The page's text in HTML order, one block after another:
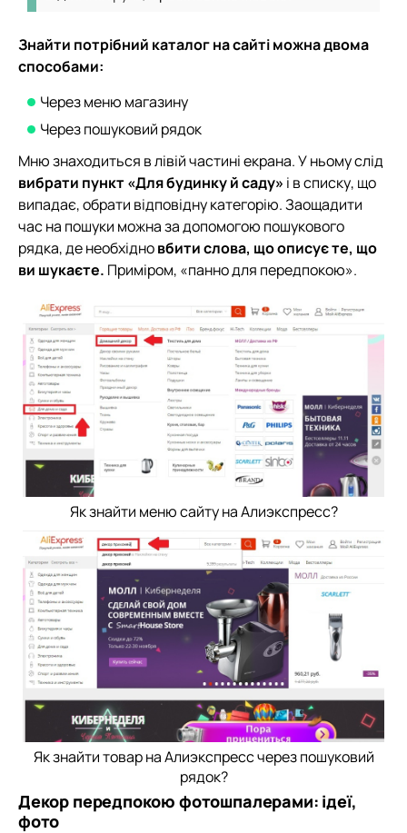
Знайти потрібний каталог на сайті можна двома
способами:
Через меню магазину
Через пошуковий рядок
Мню знаходиться в лівій частині екрана. У ньому слід
вибрати пункт «Для будинку й саду» і в списку, що
випадає, обрати відповідну категорію. Заощадити
час на пошуки можна за допомогою пошукового
рядка, де необхідновбити слова, що описує те, що
ви шукаєте. Приміром, «панно для передпокою».
Як знайти меню сайту на Алиэкспресс?
Як знайти товар на Алиэкспресс через пошуковий
рядок?
Декор передпокою фотошпалерами: ідеї,
фото